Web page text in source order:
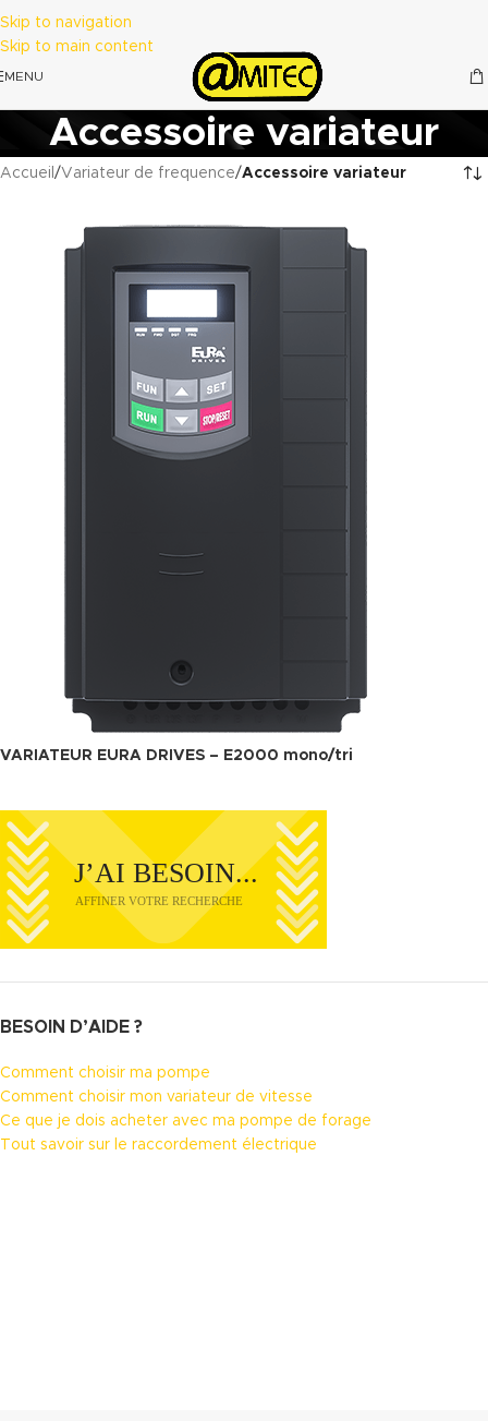
Skip to navigation
Skip to main content
MENU
Accessoire variateur
BESOIN D’AIDE ?
Comment choisir ma pompe
Comment choisir mon variateur de vitesse
Ce que je dois acheter avec ma pompe de forage
Tout savoir sur le raccordement électrique
Accueil /Variateur de frequence/Accessoire variateur
VARIATEUR EURA DRIVES – E2000 mono/tri